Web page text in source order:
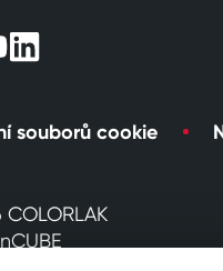
souborů cookie